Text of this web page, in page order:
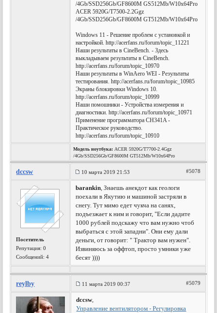
/4Gb/SSD256Gb/GF8600M GS512Mb/W10x64Pro
ACER 5920G/T7500-2.2Ggz
/4Gb/SSD256Gb/GF8600M GT512Mb/W10x64Pro
Windows 11 - Решение проблем с установкой и
настройкой. http://acerfans.ru/forum/topic_11221
Наши результаты в CineBench. - Здесь
выкладываем результаты в CineBench.
http://acerfans.ru/forum/topic_10970
Наши результаты в WinAero WEI - Результаты
тестирования. http://acerfans.ru/forum/topic_10985
Экраны блокировки Windows 10.
http://acerfans.ru/forum/topic_10999
Наши помошники - Устройства измерения и
диагностики. http://acerfans.ru/forum/topic_10971
Применение программатора CH341A -
Практическое руководство.
http://acerfans.ru/forum/topic_10910
Модель ноутбука: ACER 5920G/T7700-2.4Ggz
/4Gb/SSD256Gb/GF8600M GT512Mb/W10x64Pro
dccsw 10 марта 2019 21:53 #5078
Посетитель
Репутация:0
Сообщений: 4
barankin, Знаешь анекдот как геологи
поехали в Якутию и машиной застряли в
снегу. Тут мимо едет чукча на санях,
подъезжает к ним и говорит, "Если дадите
1000 рублей подскажу что вам нужно чтоб
выбраться с этой западни". Они ему дали
деньги, от говорит: " Трактор вам нужен".
Извиняюсь за оффтоп, просто умники уже
бесят ))))
reylby 11 марта 2019 00:37 #5079
dccsw,
Управление вентилятором - Регулировка